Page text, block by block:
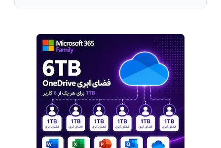
ویرایش‌های انجام‌شده حذف شده و تصویر به حالت
اولیه بازمی‌گردد.